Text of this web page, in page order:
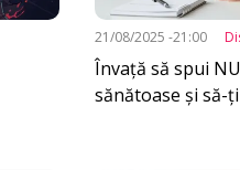
21/08/2025 -21:00
Învață să spui
sănătoase și să-